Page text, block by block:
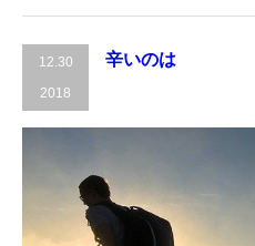
12.30
2018
辛いのは